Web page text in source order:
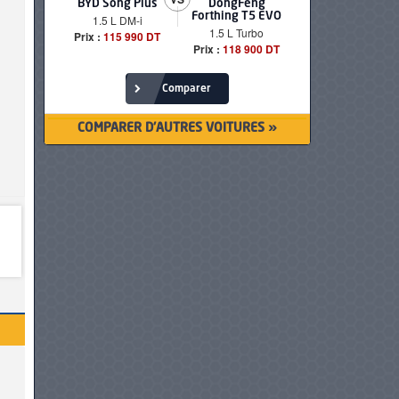
BYD Song Plus
1.5 L DM-i
Prix : 115 990 DT
DongFeng
Forthing T5 EVO
1.5 L Turbo
Prix : 118 900 DT
Comparer
COMPARER D'AUTRES VOITURES »